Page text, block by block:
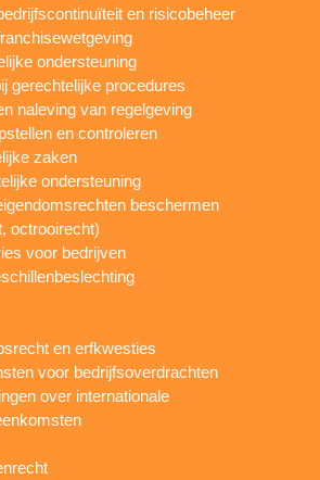
en risicobeheer
ondersteuning
gerechtelijke procedures
naleving van regelgeving
en controleren
zaken
ondersteuning
beschermen
octrooirecht)
voor bedrijven
en erfkwesties
voor bedrijfsoverdrachten
over internationale